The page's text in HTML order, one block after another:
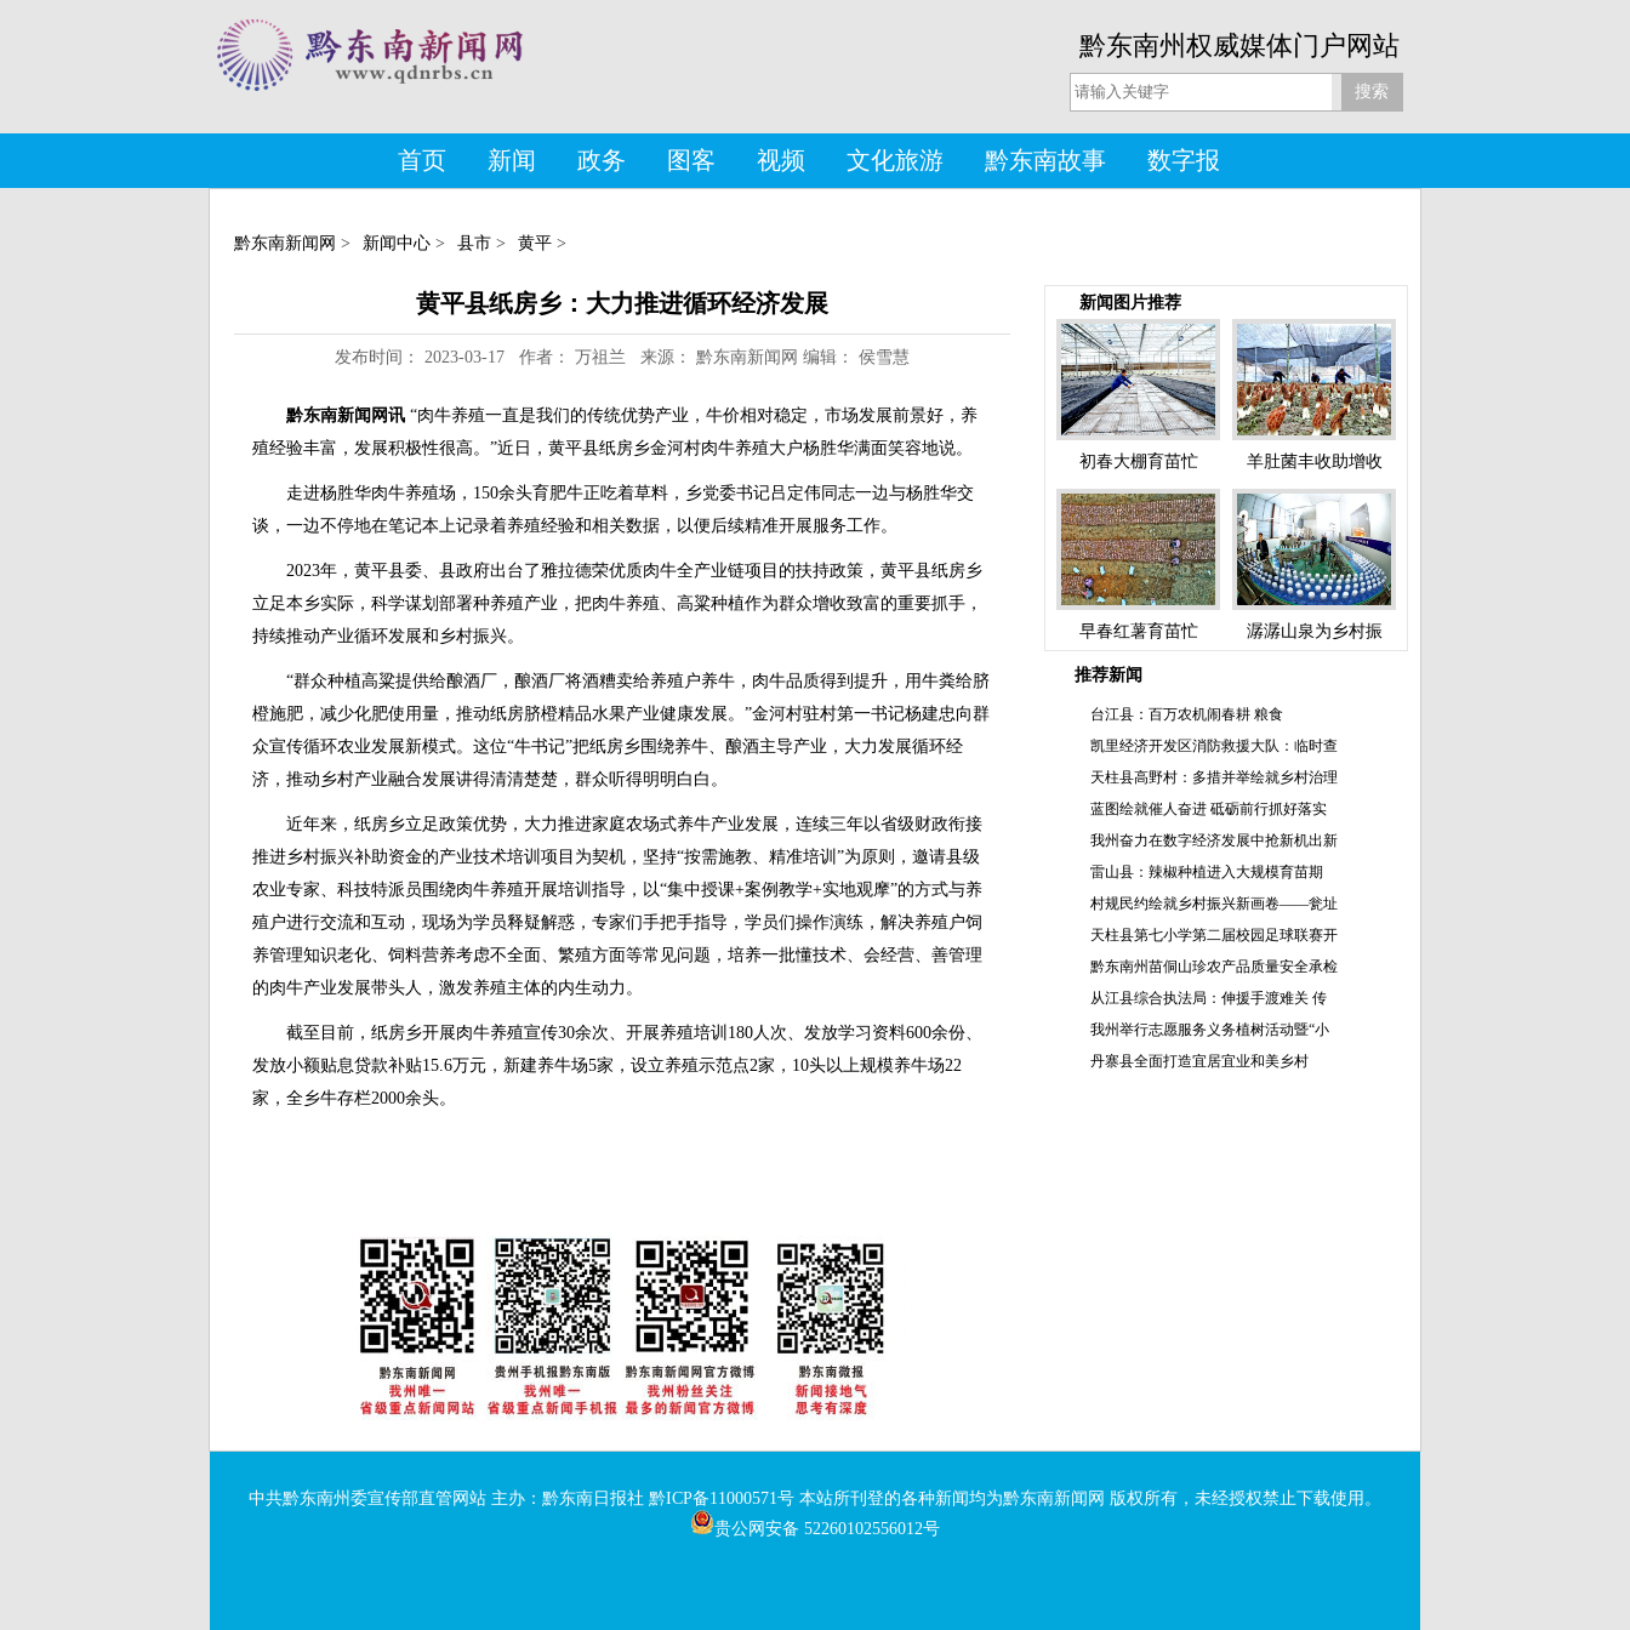
黔东南州权威媒体门户网站
首页 新闻 政务 图客 视频 文化旅游 黔东南故事 数字报
黔东南新闻网 > 新闻中心 > 县市 > 黄平 >
黄平县纸房乡：大力推进循环经济发展
发布时间： 2023-03-17 作者： 万祖兰 来源： 黔东南新闻网 编辑： 侯雪慧
黔东南新闻网讯 “肉牛养殖一直是我们的传统优势产业，牛价相对稳定，市场发展前景好，养
殖经验丰富，发展积极性很高。”近日，黄平县纸房乡金河村肉牛养殖大户杨胜华满面笑容地说。
走进杨胜华肉牛养殖场，150余头育肥牛正吃着草料，乡党委书记吕定伟同志一边与杨胜华交
谈，一边不停地在笔记本上记录着养殖经验和相关数据，以便后续精准开展服务工作。
2023年，黄平县委、县政府出台了雅拉德荣优质肉牛全产业链项目的扶持政策，黄平县纸房乡
立足本乡实际，科学谋划部署种养殖产业，把肉牛养殖、高粱种植作为群众增收致富的重要抓手，
持续推动产业循环发展和乡村振兴。
“群众种植高粱提供给酿酒厂，酿酒厂将酒糟卖给养殖户养牛，肉牛品质得到提升，用牛粪给脐
橙施肥，减少化肥使用量，推动纸房脐橙精品水果产业健康发展。”金河村驻村第一书记杨建忠向群
众宣传循环农业发展新模式。这位“牛书记”把纸房乡围绕养牛、酿酒主导产业，大力发展循环经
济，推动乡村产业融合发展讲得清清楚楚，群众听得明明白白。
近年来，纸房乡立足政策优势，大力推进家庭农场式养牛产业发展，连续三年以省级财政衔接
推进乡村振兴补助资金的产业技术培训项目为契机，坚持“按需施教、精准培训”为原则，邀请县级
农业专家、科技特派员围绕肉牛养殖开展培训指导，以“集中授课+案例教学+实地观摩”的方式与养
殖户进行交流和互动，现场为学员释疑解惑，专家们手把手指导，学员们操作演练，解决养殖户饲
养管理知识老化、饲料营养考虑不全面、繁殖方面等常见问题，培养一批懂技术、会经营、善管理
的肉牛产业发展带头人，激发养殖主体的内生动力。
截至目前，纸房乡开展肉牛养殖宣传30余次、开展养殖培训180人次、发放学习资料600余份、
发放小额贴息贷款补贴15.6万元，新建养牛场5家，设立养殖示范点2家，10头以上规模养牛场22
家，全乡牛存栏2000余头。
新闻图片推荐
初春大棚育苗忙 羊肚菌丰收助增收
早春红薯育苗忙 潺潺山泉为乡村振
推荐新闻
台江县：百万农机闹春耕 粮食
凯里经济开发区消防救援大队：临时查
天柱县高野村：多措并举绘就乡村治理
蓝图绘就催人奋进 砥砺前行抓好落实
我州奋力在数字经济发展中抢新机出新
雷山县：辣椒种植进入大规模育苗期
村规民约绘就乡村振兴新画卷——瓮址
天柱县第七小学第二届校园足球联赛开
黔东南州苗侗山珍农产品质量安全承检
从江县综合执法局：伸援手渡难关 传
我州举行志愿服务义务植树活动暨“小
丹寨县全面打造宜居宜业和美乡村
中共黔东南州委宣传部直管网站 主办：黔东南日报社 黔ICP备11000571号 本站所刊登的各种新闻均为黔东南新闻网 版权所有，未经授权禁止下载使用。
贵公网安备 52260102556012号